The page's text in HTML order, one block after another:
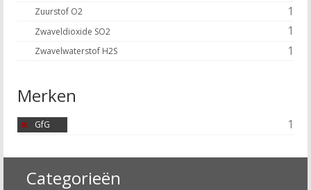
Zuurstof O2 1
Zwaveldioxide SO2 1
Zwavelwaterstof H2S 1
Merken
GfG 1
Categorieën